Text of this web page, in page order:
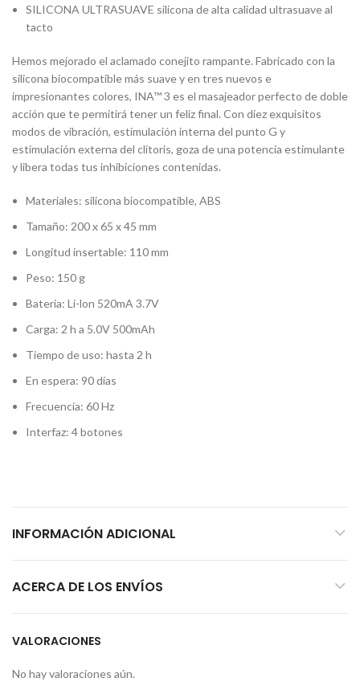
SILICONA ULTRASUAVE silicona de alta calidad ultrasuave al
tacto
Hemos mejorado el aclamado conejito rampante. Fabricado con la
silicona biocompatible más suave y en tres nuevos e
impresionantes colores, INA™ 3 es el masajeador perfecto de doble
acción que te permitirá tener un feliz final. Con diez exquisitos
modos de vibración, estimulación interna del punto G y
estimulación externa del clítoris, goza de una potencia estimulante
y libera todas tus inhibiciones contenidas.
Materiales: silicona biocompatible, ABS
Tamaño: 200 x 65 x 45 mm
Longitud insertable: 110 mm
Peso: 150 g
Batería: Li-lon 520mA 3.7V
Carga: 2 h a 5.0V 500mAh
Tiempo de uso: hasta 2 h
En espera: 90 días
Frecuencia: 60 Hz
Interfaz: 4 botones
INFORMACIÓN ADICIONAL
ACERCA DE LOS ENVÍOS
VALORACIONES
No hay valoraciones aún.